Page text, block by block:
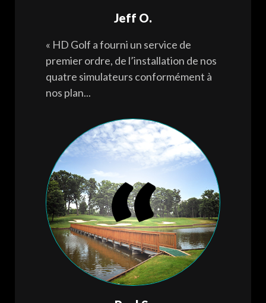
Jeff O.
« HD Golf a fourni un service de
premier ordre, de l’installation de nos
quatre simulateurs conformément à
nos plan...